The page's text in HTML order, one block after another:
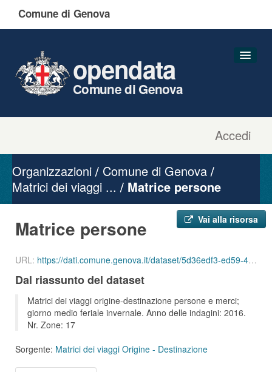
Comune di Genova
Accedi
opendata
Comune di Genova
Gruppi
Organizzazioni
Comune di Genova
Matrici dei viaggi ...
Matrice persone
Vai alla risorsa
Matrice persone
URL: https://dati.comune.genova.it/dataset/5d36edf3-ed59-4834-9a4b-ccbd4d64a317/resource/290d155b-ef97-4dd0-b811-067003655c59/download/matriceod_persone_viaggi.csv
Dal riassunto del dataset
Matrici dei viaggi origine-destinazione persone e merci;
giorno medio feriale invernale. Anno delle indagini: 2016.
Nr. Zone: 17
Sorgente: Matrici dei viaggi Origine - Destinazione